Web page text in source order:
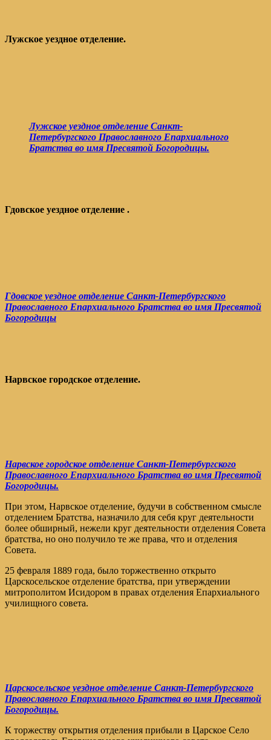
Лужское уездное отделение.
Лужское уездное отделение Санкт-
Петербургского Православного Епархиального
Братства во имя Пресвятой Богородицы.
Гдовское уездное отделение .
Гдовское уездное отделение Санкт-Петербургского
Православного Епархиального Братства во имя Пресвятой
Богородицы
Нарвское городское отделение.
Нарвское городское отделение Санкт-Петербургского
Православного Епархиального Братства во имя Пресвятой
Богородицы.
При этом, Нарвское отделение, будучи в собственном смысле
отделением Братства, назначило для себя круг деятельности
более обширный, нежели круг деятельности отделения Совета
братства, но оно получило те же права, что и отделения
Совета.
25 февраля 1889 года, было торжественно открыто
Царскосельское отделение братства, при утверждении
митрополитом Исидором в правах отделения Епархиального
училищного совета.
Царскосельское уездное отделение Санкт-Петербургского
Православного Епархиального Братства во имя Пресвятой
Богородицы.
К торжеству открытия отделения прибыли в Царское Село